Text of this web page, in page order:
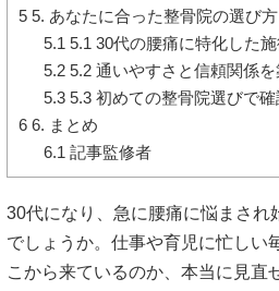
5 5. あなたに合った整骨院の選び方
5.1 5.1 30代の腰痛に特化した
5.25.2 通いやすさと信頼関係
5.35.3 初めての整骨院選びで確
6 6. まとめ
6.1 記事監修者
30代になり、急に腰痛に悩まされ
でしょうか。仕事や育児に忙しい
こから来ているのか、本当に見直